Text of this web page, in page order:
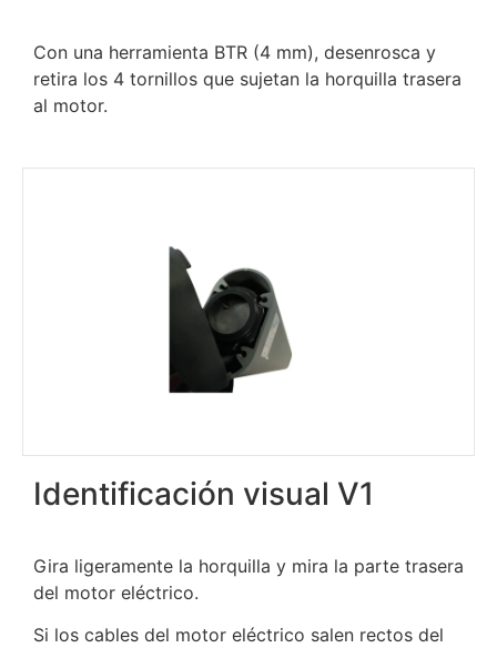
Con una herramienta BTR (4 mm), desenrosca y
retira los 4 tornillos que sujetan la horquilla trasera
al motor.
Identificación visual V1
Gira ligeramente la horquilla y mira la parte trasera
del motor eléctrico.
Si los cables del motor eléctrico salen rectos del